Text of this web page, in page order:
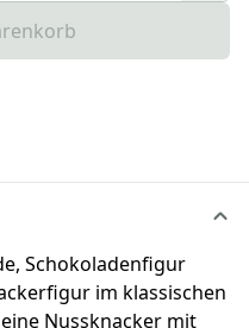
Schokoladenfigur
im klassischen
Nussknacker mit